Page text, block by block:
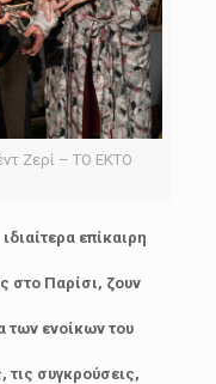
Ζερί – ΤΟ ΕΚΤΟ
επίκαιρη
στο Παρίσι, ζουν
των ενοίκων του
τις συγκρούσεις,